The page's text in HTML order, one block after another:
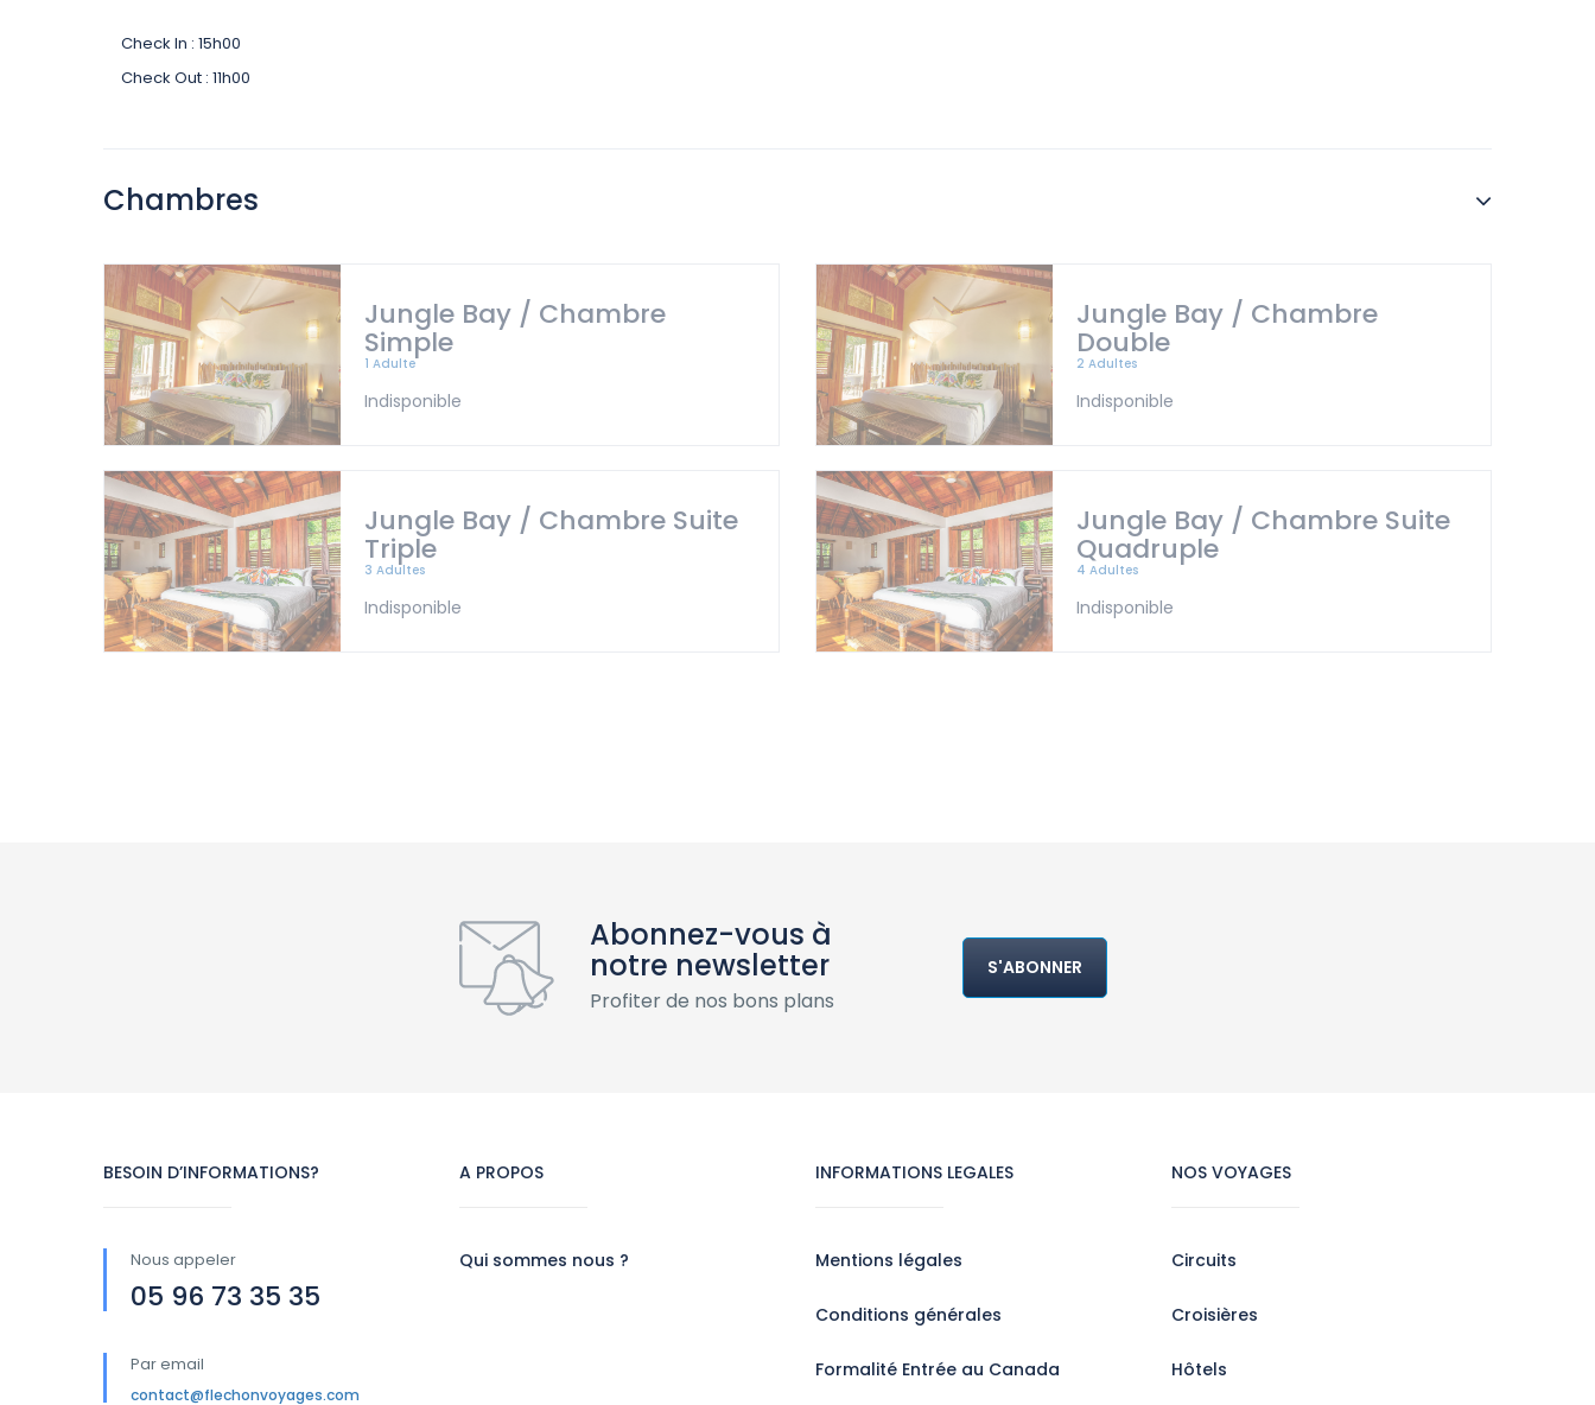
Check In : 15h00
Check Out : 11h00
Chambres
Jungle Bay / Chambre
Simple
1 Adulte
Indisponible
Jungle Bay / Chambre
Double
2 Adultes
Indisponible
Jungle Bay / Chambre Suite
Triple
3 Adultes
Indisponible
Jungle Bay / Chambre Suite
Quadruple
4 Adultes
Indisponible
Abonnez-vous à
notre newsletter
Profiter de nos bons plans
S'ABONNER
BESOIN D’INFORMATIONS?
Nous appeler
05 96 73 35 35
Par email
contact@flechonvoyages.com
A PROPOS
Qui sommes nous ?
INFORMATIONS LEGALES
Mentions légales
Conditions générales
Formalité Entrée au Canada
NOS VOYAGES
Circuits
Croisières
Hôtels